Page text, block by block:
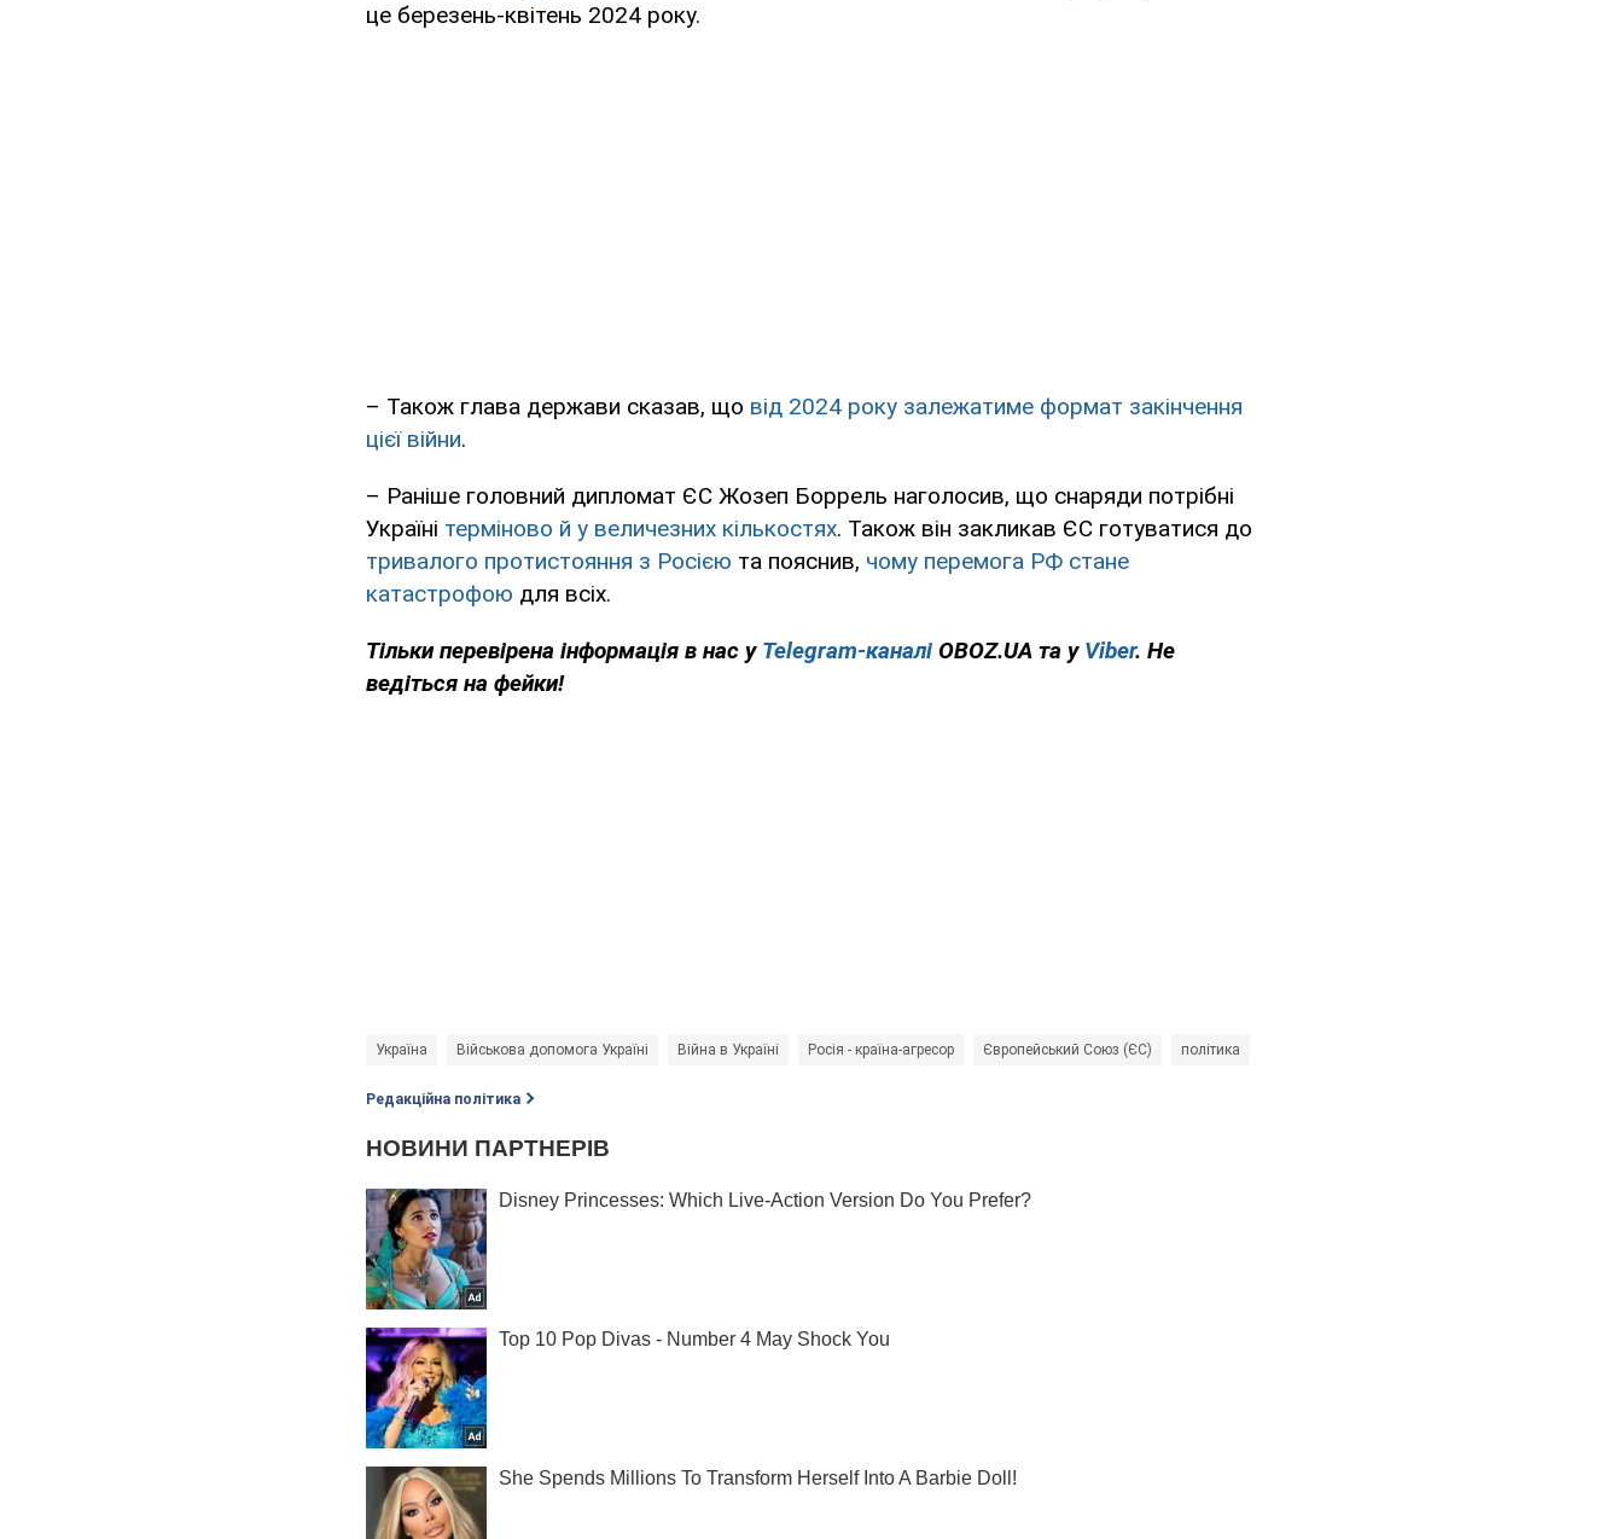
це березень-квітень 2024 року.
– Також глава держави сказав, що від 2024 року залежатиме формат закінчення
цієї війни.
– Раніше головний дипломат ЄС Жозеп Боррель наголосив, що снаряди потрібні
Україні терміново й у величезних кількостях. Також він закликав ЄС готуватися до
тривалого протистояння з Росією та пояснив, чому перемога РФ стане
катастрофою для всіх.
Тільки перевірена інформація в нас у Telegram-каналі OBOZ.UA та у Viber. Не
ведіться на фейки!
Україна Військова допомога Україні Війна в Україні Росія - країна-агресор Європейський Союз (ЄС) політика
Редакційна політика